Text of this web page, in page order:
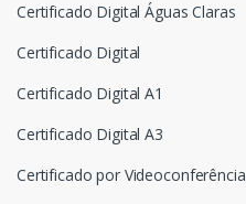
Certificado Digital Águas Claras
Certificado Digital
Certificado Digital A1
Certificado Digital A3
Certificado por Videoconferência